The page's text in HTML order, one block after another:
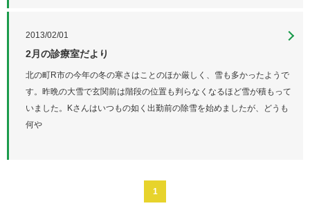
2013/02/01
2月の診療室だより
北の町R市の今年の冬の寒さはことのほか厳しく、雪も多かったようで
す。昨晩の大雪で玄関前は階段の位置も判らなくなるほど雪が積もって
いました。Kさんはいつもの如く出勤前の除雪を始めましたが、どうも
何や
1